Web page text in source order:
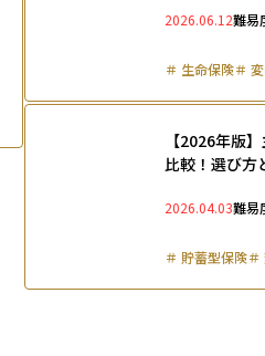
2026.06.12難易
＃ 生命保険＃
【2026年版
比較！選び方
理
2026.04.03難易
＃ 貯蓄型保険＃